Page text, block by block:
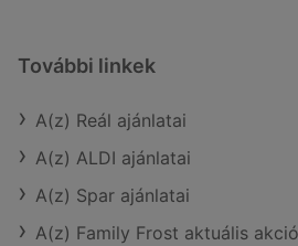
További linkek
A(z) Reál ajánlatai
A(z) ALDI ajánlatai
A(z) Spar ajánlatai
A(z) Family Frost aktuális